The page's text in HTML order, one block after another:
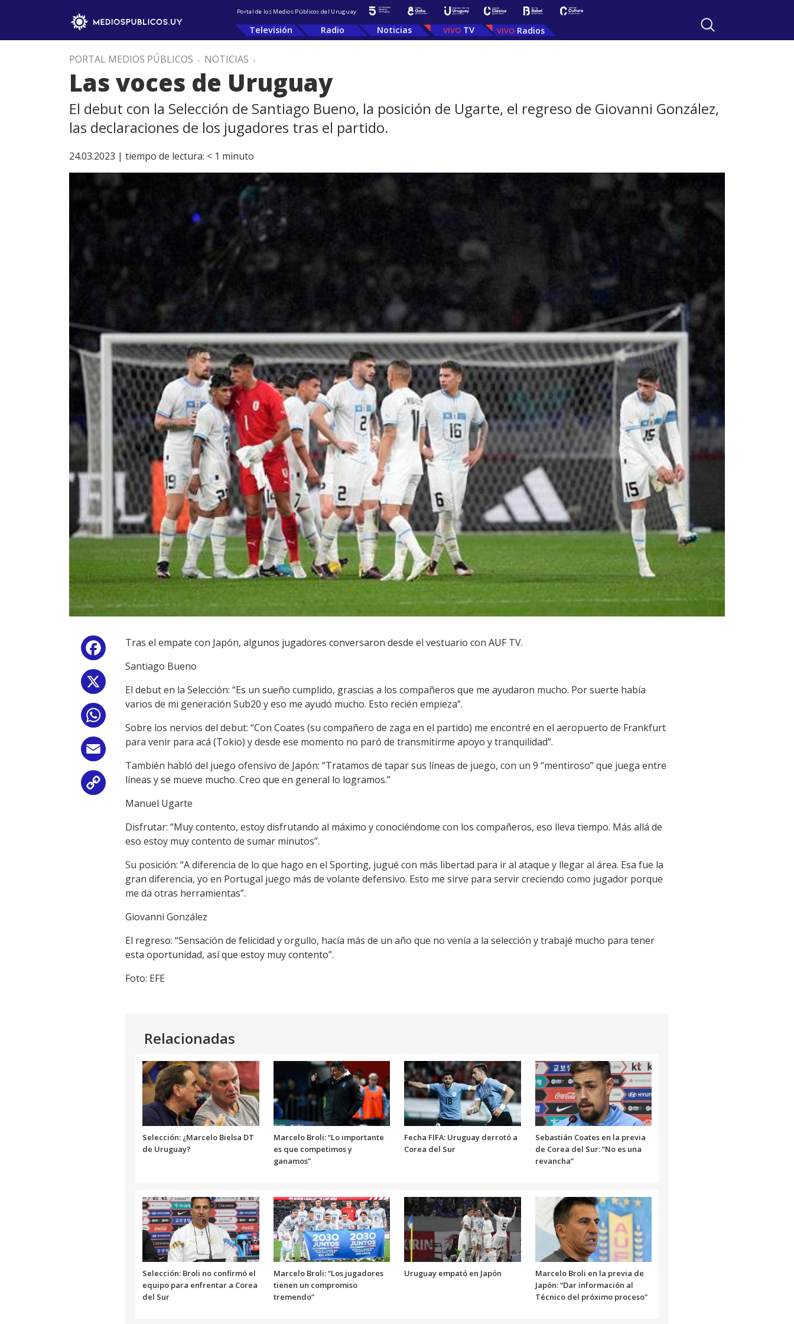
Portal de los Medios Públicos del Uruguay
Televisión Radio Noticias TV Radios
PORTAL MEDIOS PÚBLICOS . NOTICIAS .
Las voces de Uruguay
El debut con la Selección de Santiago Bueno, la posición de Ugarte, el regreso de Giovanni González,
las declaraciones de los jugadores tras el partido.
24.03.2023 | tiempo de lectura: < 1 minuto
Facebook
Email
Copy
Link
Tras el empate con Japón, algunos jugadores conversaron desde el vestuario con AUF TV.
Santiago Bueno
El debut en la Selección: “Es un sueño cumplido, grascias a los compañeros que me ayudaron mucho. Por suerte había
varios de mi generación Sub20 y eso me ayudó mucho. Esto recién empieza”.
Sobre los nervios del debut: “Con Coates (su compañero de zaga en el partido) me encontré en el aeropuerto de Frankfurt
para venir para acá (Tokio) y desde ese momento no paró de transmitirme apoyo y tranquilidad”.
También habló del juego ofensivo de Japón: “Tratamos de tapar sus líneas de juego, con un 9 “mentiroso” que juega entre
líneas y se mueve mucho. Creo que en general lo logramos.”
Manuel Ugarte
Disfrutar: “Muy contento, estoy disfrutando al máximo y conociéndome con los compañeros, eso lleva tiempo. Más allá de
eso estoy muy contento de sumar minutos”.
Su posición: “A diferencia de lo que hago en el Sporting, jugué con más libertad para ir al ataque y llegar al área. Esa fue la
gran diferencia, yo en Portugal juego más de volante defensivo. Esto me sirve para servir creciendo como jugador porque
me da otras herramientas”.
Giovanni González
El regreso: “Sensación de felicidad y orgullo, hacía más de un año que no venía a la selección y trabajé mucho para tener
esta oportunidad, así que estoy muy contento”.
Foto: EFE
Relacionadas
Selección: ¿Marcelo Bielsa DT
de Uruguay?
Marcelo Broli: “Lo importante
es que competimos y
ganamos”
Fecha FIFA: Uruguay derrotó a
Corea del Sur
Sebastián Coates en la previa
de Corea del Sur: “No es una
revancha”
Selección: Broli no confirmó el
equipo para enfrentar a Corea
del Sur
Marcelo Broli: “Los jugadores
tienen un compromiso
tremendo”
Uruguay empató en Japón
Marcelo Broli en la previa de
Japón: “Dar información al
Técnico del próximo proceso"